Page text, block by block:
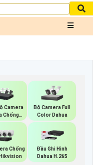
Camera
Chống
Bộ Camera Full
Color Dahua
Chống
Đầu Ghi Hình
Dahua H.265